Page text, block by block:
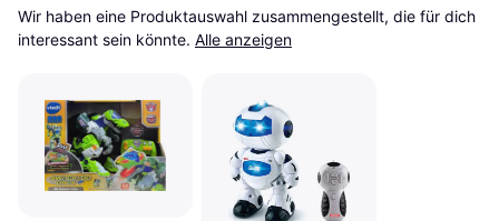
Wir haben eine Produktauswahl zusammengestellt, die für dich
interessant sein könnte. Alle anzeigen